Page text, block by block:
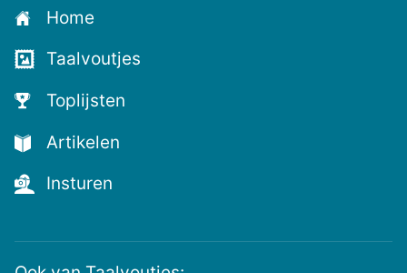
Home
Taalvoutjes
Toplijsten
Artikelen
Insturen